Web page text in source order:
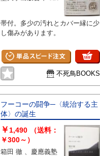
帯付。多少の汚れとカバー縁に少
し傷みがあります。
不死鳥BOOKS
フーコーの闘争─〈統治する主
体〉の誕生
￥ 1,490
（送料：
￥300～）
箱田 徹 、慶應義塾